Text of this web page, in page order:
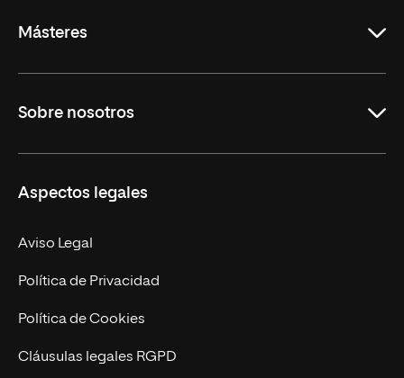
Másteres
Derecho
Empresa
MBA
Marketing y Comunicación
Ingeniería
Diseño
Sobre nosotros
Nuestro Equipo
Contacto
Aspectos legales
Aviso Legal
Política de Privacidad
Política de Cookies
Cláusulas legales RGPD